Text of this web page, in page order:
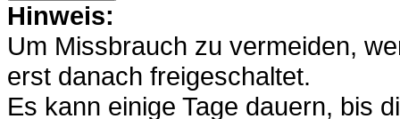
Hinweis:
Um Missbrauch zu vermeiden,
erst danach freigeschaltet.
Es kann einige Tage dauern, bis